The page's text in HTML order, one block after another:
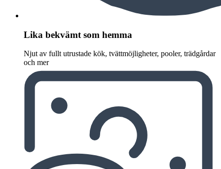
Lika bekvämt som hemma
Njut av fullt utrustade kök, tvättmöjligheter, pooler, trädgårdar
och mer